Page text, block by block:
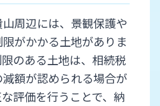
周辺には、景観保護や
がかかる土地がありま
のある土地は、相続税
額が認められる場合が
評価を行うことで、納